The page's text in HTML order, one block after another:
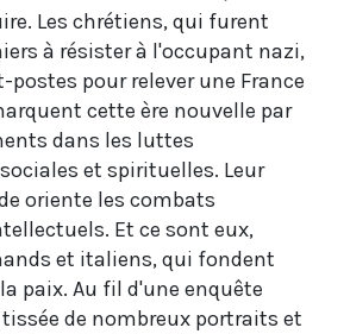
Les chrétiens, qui furent
à résister à l'occupant nazi,
pour relever une France
cette ère nouvelle par
dans les luttes
et spirituelles. Leur
oriente les combats
Et ce sont eux,
et italiens, qui fondent
paix. Au fil d'une enquête
de nombreux portraits et